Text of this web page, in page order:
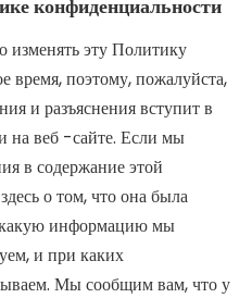
конфиденциальности
изменять эту Политику
время, поэтому, пожалуйста,
и разъяснения вступит в
на веб -сайте. Если мы
в содержание этой
о том, что она была
какую информацию мы
и при каких
Мы сообщим вам, что у